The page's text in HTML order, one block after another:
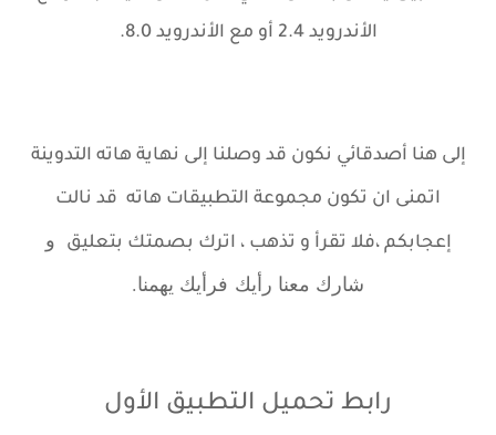
الأندرويد 2.4 أو مع الأندرويد 8.0.
إلى هنا أصدقائي نكون قد وصلنا إلى نهاية هاته التدوينة
اتمنى ان تكون مجموعة التطبيقات هاته قد نالت
إعجابكم ،فلا تقرأ و تذهب ، اترك بصمتك بتعليق
و
شارك معنا رأيك فرأيك يهمنا.
رابط تحميل التطبيق الأول